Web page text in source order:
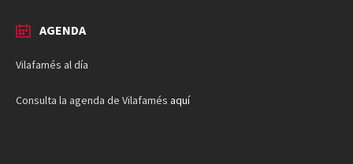
AGENDA
Vilafamés al día
Consulta la agenda de Vilafamés aquí